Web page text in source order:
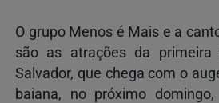
O grupo Menos é Mais e a
são as atrações da primeira
Salvador, que chega com o
baiana, no próximo